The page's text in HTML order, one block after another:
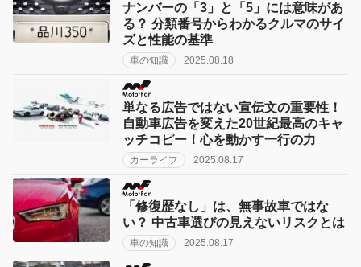
ナンバーの「3」と「5」には意味があ
る？ 分類番号からわかるクルマのサイ
ズと性能の基準
車の知識 2025.08.18
単なる広告ではない宣伝文の重要性！
自動車広告を変えた20世紀最高のキャ
ッチコピー！心を動かす一行の力
カーライフ 2025.08.17
「修復歴なし」は、無事故車ではな
い？ 中古車選びの見えないリスクとは
車の知識 2025.08.17